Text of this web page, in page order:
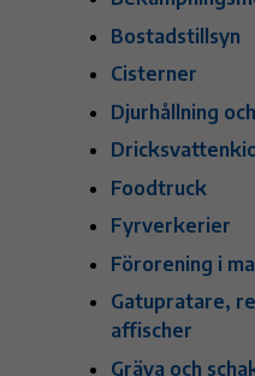
Bostadstillsyn
Cisterner
Djurhållning
Foodtruck
Fyrverkerier
Förorening i
Gatupratare,
affischer
Gräva och